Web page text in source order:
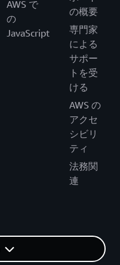
AWS で
の
JavaScript
の概要
専門家
による
サポー
トを受
ける
AWS の
アクセ
シビリ
ティ
法務関
連